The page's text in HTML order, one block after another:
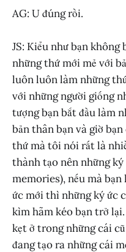
AG: U đúng rồi.
JS: Kiểu như bạn không
những thứ mới mẻ với
luôn luôn làm những
với những người giống
tượng bạn bắt đầu làm
bản thân bạn và giờ
thứ mà tôi nói rất là
thành tạo nên những
memories), nếu mà
ức mới thì những ký ức
kìm hãm kéo bạn trở
kẹt ở trong những cái
đang tạo ra những cái